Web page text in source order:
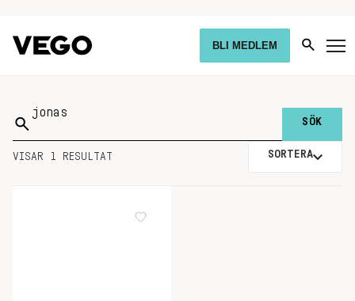
BLI MEDLEM
Sök
på:
VISAR 1 RESULTAT SORTERA